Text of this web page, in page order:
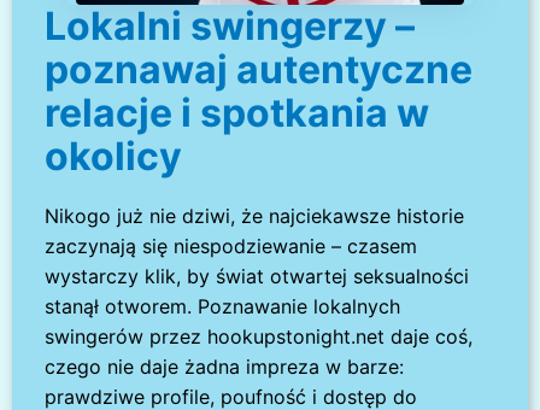
Lokalni swingerzy –
poznawaj autentyczne
relacje i spotkania w
okolicy
Nikogo już nie dziwi, że najciekawsze historie
zaczynają się niespodziewanie – czasem
wystarczy klik, by świat otwartej seksualności
stanął otworem. Poznawanie lokalnych
swingerów przez hookupstonight.net daje coś,
czego nie daje żadna impreza w barze:
prawdziwe profile, poufność i dostęp do